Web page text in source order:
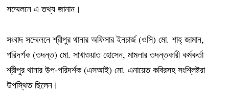
সম্মেলনে এ তথ্য জানান।
সংবাদ সম্মেলনে শ্রীপুর থানার অফিসার ইনচার্জ (ওসি) মো. শাহ্ জামান,
পরিদর্শক (তদন্ত) মো. সাখাওয়াত হোসেন, মামলার তদন্তকারী কর্মকর্তা
শ্রীপুর থানার উপ-পরিদর্শক (এসআই) মো. এনায়েত কবিরসহ সংশ্লিষ্টরা
উপস্থিত ছিলেন।